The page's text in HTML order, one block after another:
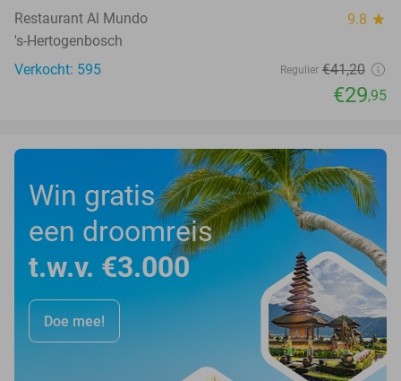
Restaurant Al Mundo 9.8 star
's-Hertogenbosch
Verkocht: 595
Regulier €41,20
€29,95
Win gratis
een droomreis
t.w.v. €3.000
Doe mee!